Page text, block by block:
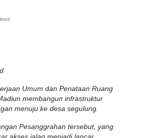
Umum dan Penataan Ruang
membangun infrastruktur
menuju ke desa segulung.
Pesanggrahan tersebut, yang